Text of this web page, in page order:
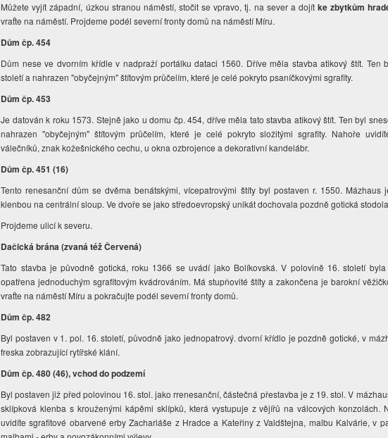
Můžete vyjít západní, úzkou stranou náměstí, stočit se vpravo, tj. na sever a dojítke zbytkům
vraťte na náměstí. Projdeme podél severní fronty domů na náměstí Míru.
Dům čp. 454
Dům nese ve dvorním křídle v nadpraží portálku dataci 1560. Dříve měla stavba atikový štít. Ten
století a nahrazen "obyčejným" štítovým průčelím, které je celé pokryto psaníčkovými sgrafity.
Dům čp. 453
Je datován k roku 1573. Stejně jako u domu čp. 454, dříve měla tato stavba atikový štít. Ten byl
nahrazen "obyčejným" štítovým průčelím, které je celé pokryto složitými sgrafity. Nahoře
válečníků, znak kožešnického cechu, u okna ozbrojence a dekorativní kandelábr.
Dům čp. 451 (16)
Tento renesanční dům se dvěma benátskými, vícepatrovými štíty byl postaven r. 1550. Mázhaus
klenbou na centrální sloup. Ve dvoře se jako středoevropský unikát dochovala pozdně gotická
Projdeme ulicí k severu.
Dačická brána (zvaná též Červená)
Tato stavba je původně gotická, roku 1366 se uvádí jako Bolíkovská. V polovině 16. století
opatřena jednoduchým sgrafitovým kvádrováním. Má stupňovité štíty a zakončena je barokní
vraťte na náměstí Míru a pokračujte podél severní fronty domů.
Dům čp. 482
Byl postaven v 1. pol. 16. století, původně jako jednopatrový. dvorní křídlo je pozdně gotické, v
freska zobrazující rytířské klání.
Dům čp. 480 (46), vchod do podzemí
Byl postaven již před polovinou 16. stol. jako rrenesanční, částečná přestavba je z 19. stol. V
sklípková klenba s krouženými kápěmi sklípků, která vystupuje z vějířů na válcových konzolách.
uvidíte sgrafitové obarvené erby Zachariáše z Hradce a Kateřiny z Valdštejna, malbu Kalvárie, v